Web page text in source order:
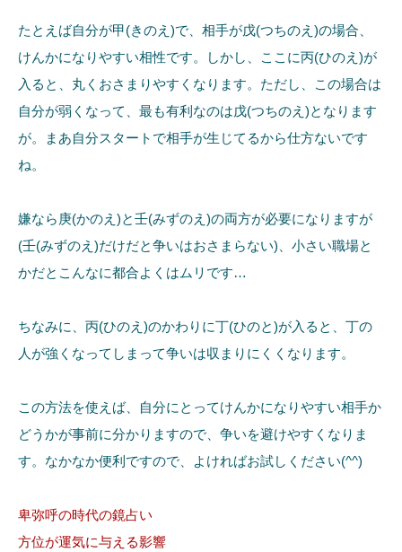
たとえば自分が甲(きのえ)で、相手が戊(つちのえ)の場合、
けんかになりやすい相性です。しかし、ここに丙(ひのえ)が
入ると、丸くおさまりやすくなります。ただし、この場合は
自分が弱くなって、最も有利なのは戊(つちのえ)となります
が。まあ自分スタートで相手が生じてるから仕方ないです
ね。
嫌なら庚(かのえ)と壬(みずのえ)の両方が必要になりますが
(壬(みずのえ)だけだと争いはおさまらない)、小さい職場と
かだとこんなに都合よくはムリです…
ちなみに、丙(ひのえ)のかわりに丁(ひのと)が入ると、丁の
人が強くなってしまって争いは収まりにくくなります。
この方法を使えば、自分にとってけんかになりやすい相手か
どうかが事前に分かりますので、争いを避けやすくなりま
す。なかなか便利ですので、よければお試しください(^^)
卑弥呼の時代の鏡占い
方位が運気に与える影響